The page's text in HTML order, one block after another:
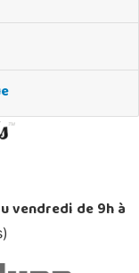
vendredi de 9h à